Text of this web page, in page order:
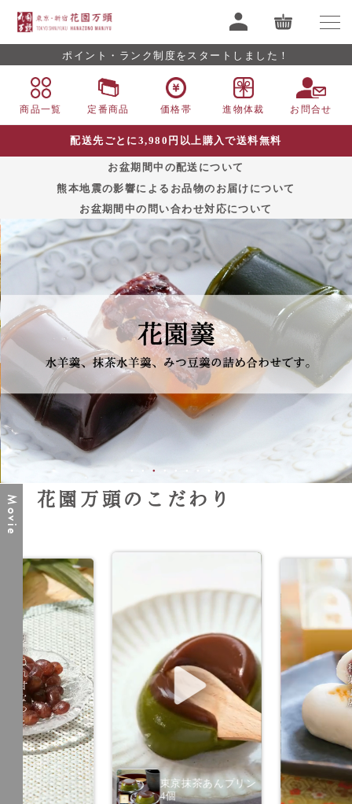
ポイント・ランク制度をスタートしました！
商品一覧 定番商品 価格帯 進物体裁 お問合せ
配送先ごとに3,980円以上購入で送料無料
お盆期間中の配送について
熊本地震の影響によるお品物のお届けについて
お盆期間中の問い合わせ対応について
Movie 花園万頭のこだわり
東京抹茶あんプリン
4個